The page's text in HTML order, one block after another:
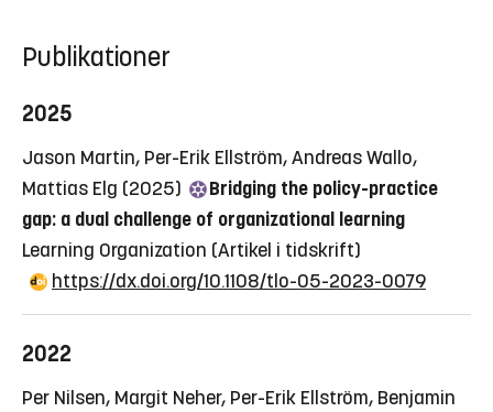
Publikationer
2025
Jason Martin, Per-Erik Ellström, Andreas Wallo,
Mattias Elg (2025)
Bridging the policy-practice
gap: a dual challenge of organizational learning
Learning Organization (Artikel i tidskrift)
https://dx.doi.org/10.1108/tlo-05-2023-0079
2022
Per Nilsen, Margit Neher, Per-Erik Ellström, Benjamin